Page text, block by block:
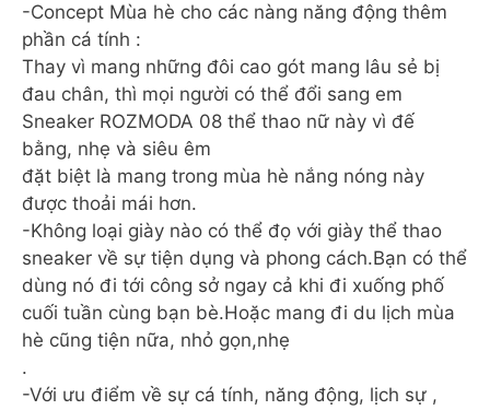
-Concept Mùa hè cho các nàng năng động thêm
phần cá tính :
Thay vì mang những đôi cao gót mang lâu sẻ bị
đau chân, thì mọi người có thể đổi sang em
Sneaker ROZMODA 08 thể thao nữ này vì đế
bằng, nhẹ và siêu êm
đặt biệt là mang trong mùa hè nắng nóng này
được thoải mái hơn.
-Không loại giày nào có thể đọ với giày thể thao
sneaker về sự tiện dụng và phong cách.Bạn có thể
dùng nó đi tới công sở ngay cả khi đi xuống phố
cuối tuần cùng bạn bè.Hoặc mang đi du lịch mùa
hè cũng tiện nữa, nhỏ gọn,nhẹ
.
-Với ưu điểm về sự cá tính, năng động, lịch sự ,